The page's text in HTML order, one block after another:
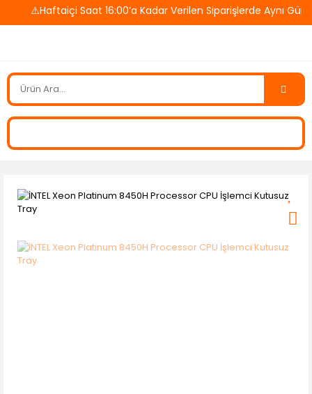
⚠️Haftaiçi Saat 16:00’a Kadar Verilen Siparişlerde Aynı Gün